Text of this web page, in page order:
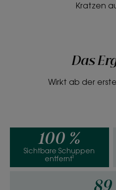
Kratzen
Das
Wirkt ab der
100 %
Sichtbare Schuppen
entfernt¹